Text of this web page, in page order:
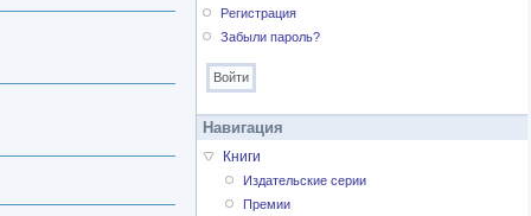
Регистрация
Забыли пароль?
Навигация
Книги
Издательские серии
Премии